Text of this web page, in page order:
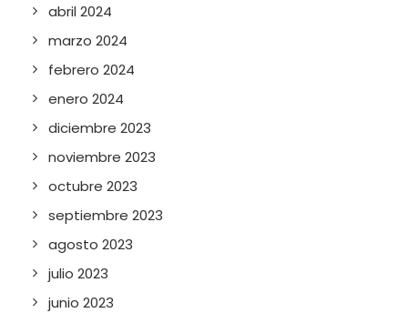
abril 2024
marzo 2024
febrero 2024
enero 2024
diciembre 2023
noviembre 2023
octubre 2023
septiembre 2023
agosto 2023
julio 2023
junio 2023